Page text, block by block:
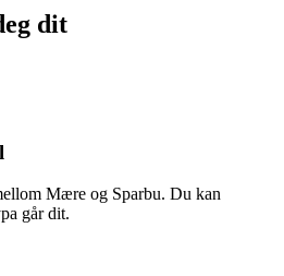
dit
Mære og Sparbu. Du kan
går dit.